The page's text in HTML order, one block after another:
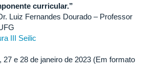
curricular.”
Luiz Fernandes Dourado – Professor
III Seilic
27 e 28 de janeiro de 2023 (Em formato